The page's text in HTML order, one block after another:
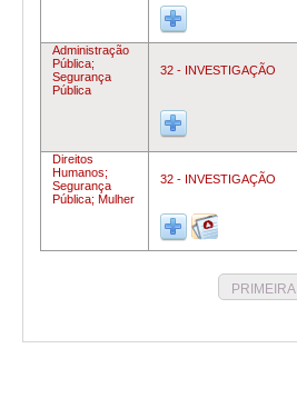
Administração
Pública;
Segurança
Pública
32 - INVESTIGAÇÃO
Direitos
Humanos;
Segurança
Pública; Mulher
32 - INVESTIGAÇÃO
PRIMEIRA